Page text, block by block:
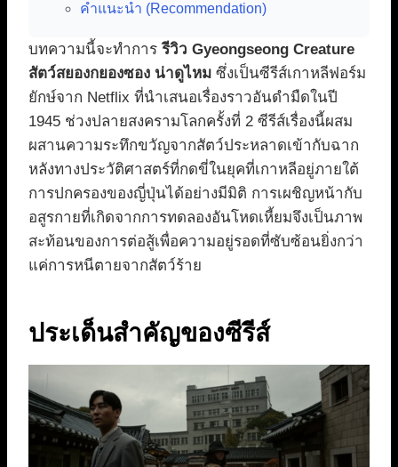
คำแนะนำ (Recommendation)
บทความนี้จะทำการรีวิว Gyeongseong Creature
สัตว์สยองกยองซอง น่าดูไหม ซึ่งเป็นซีรีส์เกาหลีฟอร์ม
ยักษ์จาก Netflix ที่นำเสนอเรื่องราวอันดำมืดในปี
1945 ช่วงปลายสงครามโลกครั้งที่ 2 ซีรีส์เรื่องนี้ผสม
ผสานความระทึกขวัญจากสัตว์ประหลาดเข้ากับฉาก
หลังทางประวัติศาสตร์ที่กดขี่ในยุคที่เกาหลีอยู่ภายใต้
การปกครองของญี่ปุ่นได้อย่างมีมิติ การเผชิญหน้ากับ
อสูรกายที่เกิดจากการทดลองอันโหดเหี้ยมจึงเป็นภาพ
สะท้อนของการต่อสู้เพื่อความอยู่รอดที่ซับซ้อนยิ่งกว่า
แค่การหนีตายจากสัตว์ร้าย
ประเด็นสำคัญของซีรีส์